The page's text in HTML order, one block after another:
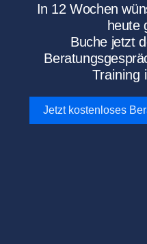
In 12 Wochen
heute
Buche jetzt
Training
Jetzt kostenloses